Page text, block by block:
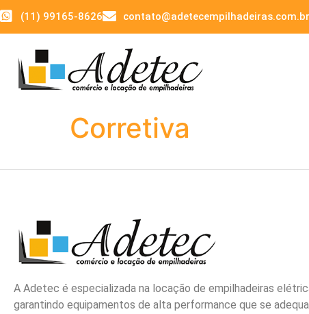
(11) 99165-8626 contato@adetecempilhadeiras.com.br
Corretiva
A Adetec é especializada na locação de empilhadeiras
garantindo equipamentos de alta performance que se